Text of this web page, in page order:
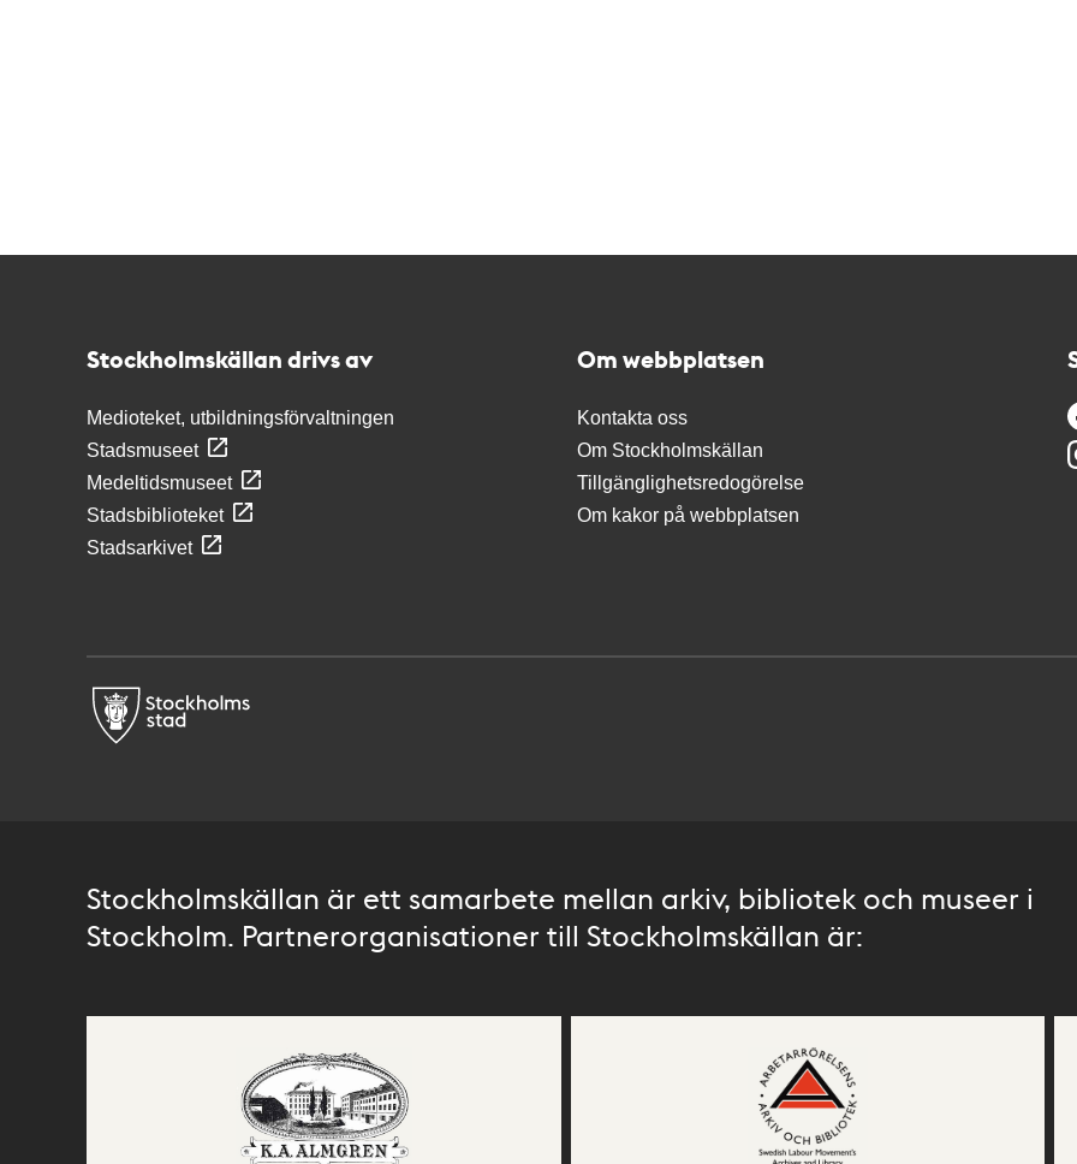
Stockholmskällan drivs av
Medioteket, utbildningsförvaltningen
Stadsmuseet
Medeltidsmuseet
Stadsbiblioteket
Stadsarkivet
Om webbplatsen
Kontakta oss
Om Stockholmskällan
Tillgänglighetsredogörelse
Om kakor på webbplatsen
Stockholmskällan är ett samarbete mellan arkiv, bibliotek och museer i
Stockholm. Partnerorganisationer till Stockholmskällan är: